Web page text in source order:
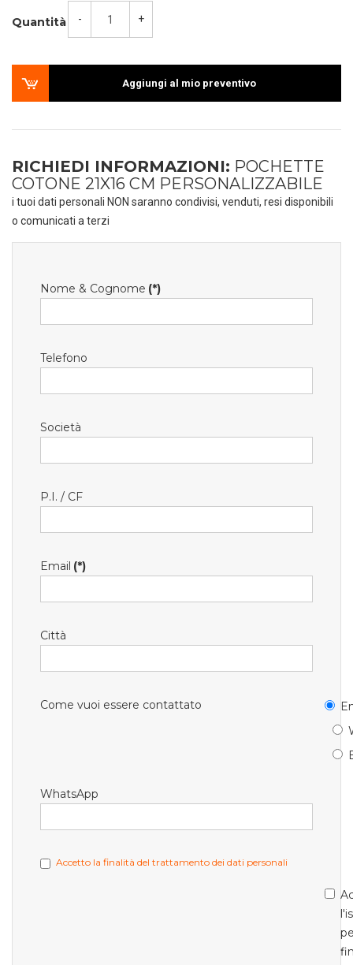
Quantità - +
Aggiungi al mio preventivo
RICHIEDI INFORMAZIONI: POCHETTE
COTONE 21X16 CM PERSONALIZZABILE
i tuoi dati personali NON saranno condivisi, venduti, resi disponibili
o comunicati a terzi
Nome & Cognome (*)
Telefono
Società
P.I. / CF
Email (*)
Città
Come vuoi essere contattato
WhatsApp
Accetto la finalità del trattamento dei dati personali